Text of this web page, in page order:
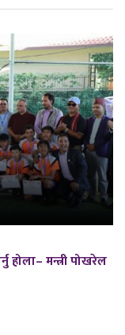
होला– मन्त्री पोखरेल